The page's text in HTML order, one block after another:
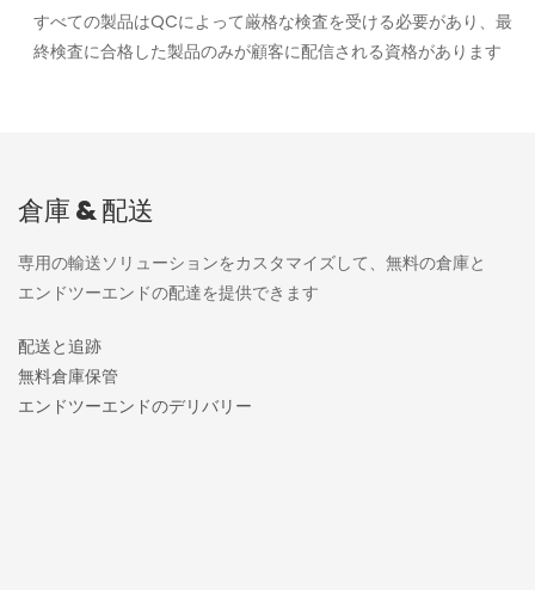
すべての製品はQCによって厳格な検査を受ける必要があり、最
終検査に合格した製品のみが顧客に配信される資格があります
倉庫 & 配送
専用の輸送ソリューションをカスタマイズして、無料の倉庫と
エンドツーエンドの配達を提供できます
配送と追跡
無料倉庫保管
エンドツーエンドのデリバリー